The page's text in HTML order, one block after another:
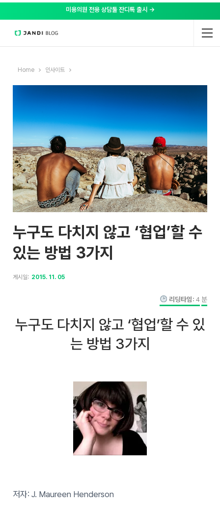
미용의원 전용 상담툴 잔디톡 출시 →
Home 인사이트
누구도 다치지 않고 ‘협업’할 수
있는 방법 3가지
게시일: 2015. 11. 05
리딩타임: 4 분
누구도 다치지 않고 ‘협업’할 수 있
는 방법 3가지
저자: J. Maureen Henderson